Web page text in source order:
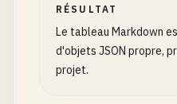
RÉSULTAT
Le tableau Markdown
d'objets JSON propre,
projet.